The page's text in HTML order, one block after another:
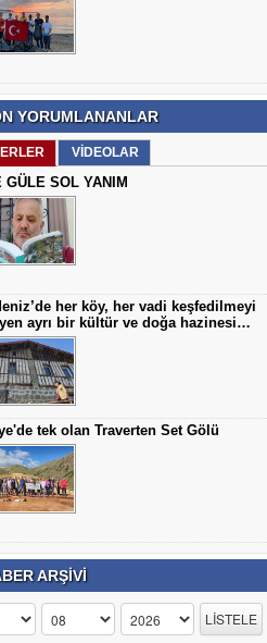
Prof. Dr. Mustafa İmamoğlu
Çocuklarda En Sık Görülen Doğumsal
Arif AZAK
Hoca Mezarı Yaylası Doğaseverleri
Büyüledi…
YORUMLANANLAR
VİDEOLAR
GÜLE SOL YANIM
her köy, her vadi keşfedilmeyi
ayrı bir kültür ve doğa hazinesi…
tek olan Traverten Set Gölü
ARŞİVİ